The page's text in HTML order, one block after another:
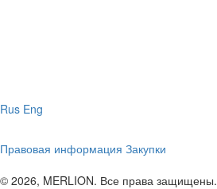
Rus Eng
Правовая информация Закупки
© 2026, MERLION. Все права защищены.